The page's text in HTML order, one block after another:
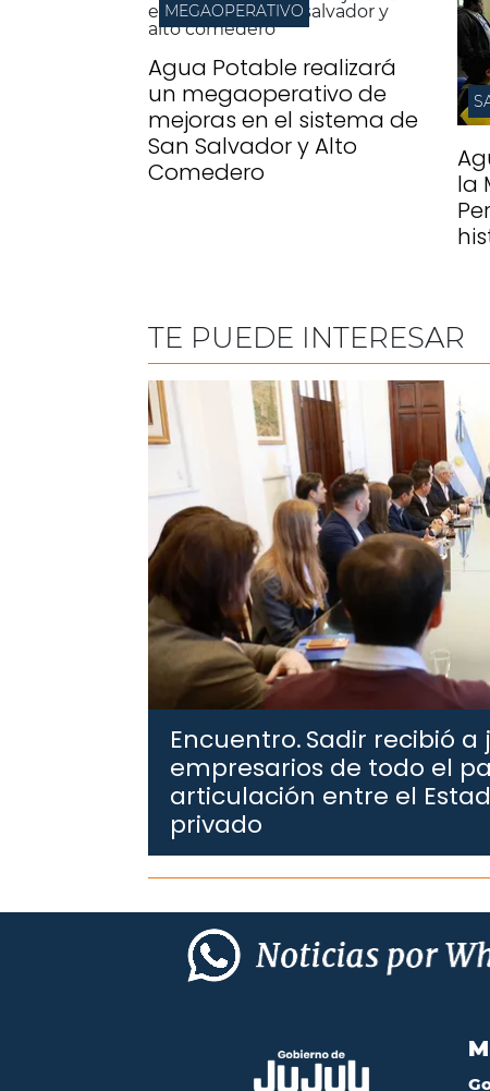
MEGAOPERATIVO
Agua Potable realizará
un megaoperativo de
mejoras en el sistema de
San Salvador y Alto
Comedero
la
TE PUEDE INTERESAR
Encuentro.Sadir recibió a
empresarios de todo el
articulación entre el
privado